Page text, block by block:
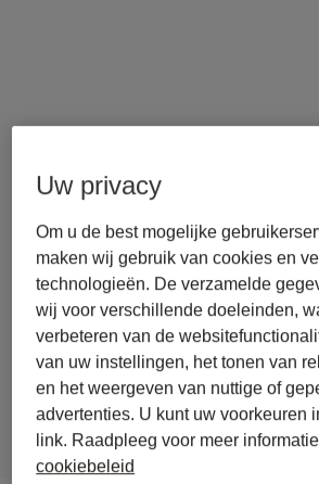
back to journal
Anahita Thoms in
adviesraad van
startup Libra
Uw privacy
Om u de best mogelijke
maken wij gebruik van cookies en
technologieën. De verzamelde
wij voor verschillende doeleinden,
verbeteren van de
van uw instellingen, het tonen van
en het weergeven van nuttige of
advertenties. U kunt uw voorkeuren
link. Raadpleeg voor meer
cookiebeleid